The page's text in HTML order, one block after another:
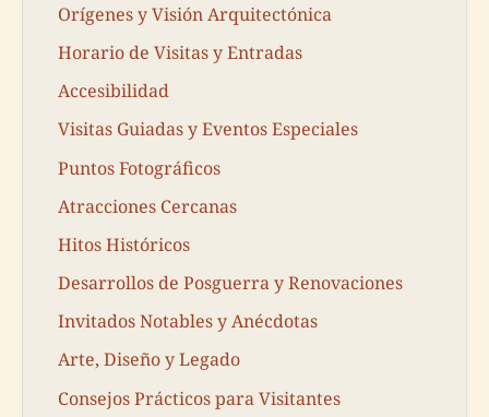
Orígenes y Visión Arquitectónica
Horario de Visitas y Entradas
Accesibilidad
Visitas Guiadas y Eventos Especiales
Puntos Fotográficos
Atracciones Cercanas
Hitos Históricos
Desarrollos de Posguerra y Renovaciones
Invitados Notables y Anécdotas
Arte, Diseño y Legado
Consejos Prácticos para Visitantes